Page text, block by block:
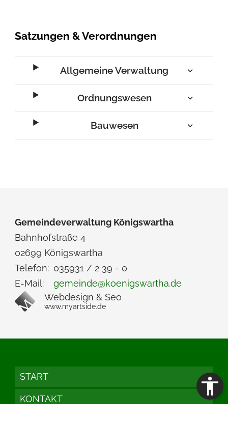
Satzungen & Verordnungen
Allgemeine Verwaltung
Ordnungswesen
Bauwesen
Gemeindeverwaltung Königswartha
Bahnhofstraße 4
02699 Königswartha
Telefon: 035931 / 2 39 - 0
E-Mail:
gemeinde@koenigswartha.de
Webdesign & Seo
www.myartside.de
START
KONTAKT